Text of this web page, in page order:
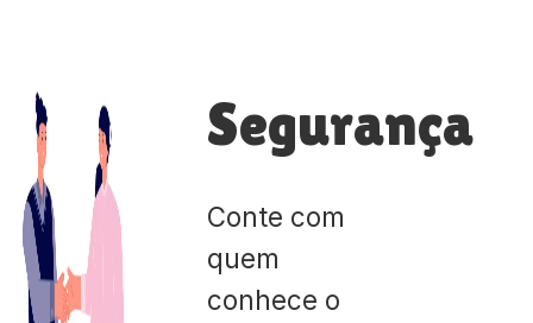
Segurança
Conte com
quem
conhece o